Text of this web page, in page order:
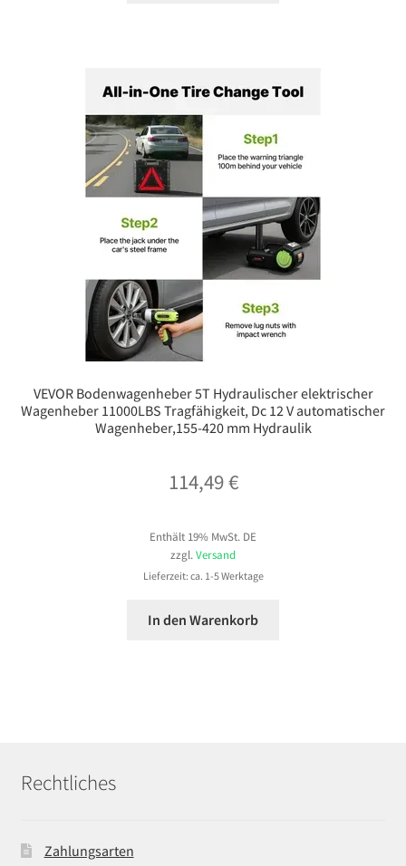
VEVOR Bodenwagenheber 5T Hydraulischer elektrischer
Wagenheber 11000LBS Tragfähigkeit, Dc 12 V automatischer
Wagenheber,155-420 mm Hydraulik
114,49€
Enthält 19% MwSt. DE
zzgl. Versand
Lieferzeit: ca. 1-5 Werktage
In den Warenkorb
Rechtliches
Zahlungsarten